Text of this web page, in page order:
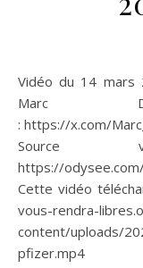
Vidéo du 14 mars 2026 (durée 4 min) : Source post de
Marc
: https://x.com/
Source
https://
Cette vidéo
vous-rendra-
content/uploads/
pfizer.mp4